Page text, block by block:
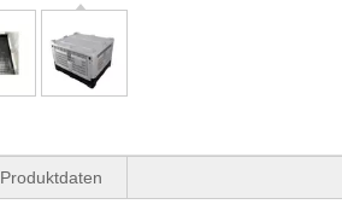
Produktdaten